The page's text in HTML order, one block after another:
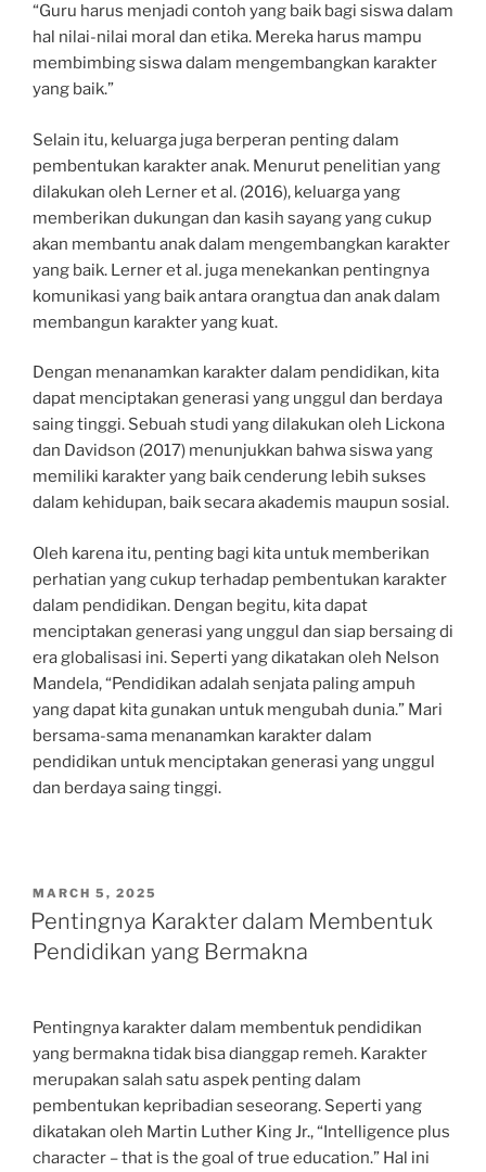
“Guru harus menjadi contoh yang baik bagi siswa dalam
hal nilai-nilai moral dan etika. Mereka harus mampu
membimbing siswa dalam mengembangkan karakter
yang baik.”
Selain itu, keluarga juga berperan penting dalam
pembentukan karakter anak. Menurut penelitian yang
dilakukan oleh Lerner et al. (2016), keluarga yang
memberikan dukungan dan kasih sayang yang cukup
akan membantu anak dalam mengembangkan karakter
yang baik. Lerner et al. juga menekankan pentingnya
komunikasi yang baik antara orangtua dan anak dalam
membangun karakter yang kuat.
Dengan menanamkan karakter dalam pendidikan, kita
dapat menciptakan generasi yang unggul dan berdaya
saing tinggi. Sebuah studi yang dilakukan oleh Lickona
dan Davidson (2017) menunjukkan bahwa siswa yang
memiliki karakter yang baik cenderung lebih sukses
dalam kehidupan, baik secara akademis maupun sosial.
Oleh karena itu, penting bagi kita untuk memberikan
perhatian yang cukup terhadap pembentukan karakter
dalam pendidikan. Dengan begitu, kita dapat
menciptakan generasi yang unggul dan siap bersaing di
era globalisasi ini. Seperti yang dikatakan oleh Nelson
Mandela, “Pendidikan adalah senjata paling ampuh
yang dapat kita gunakan untuk mengubah dunia.” Mari
bersama-sama menanamkan karakter dalam
pendidikan untuk menciptakan generasi yang unggul
dan berdaya saing tinggi.
POSTED
ON
MARCH 5, 2025
Pentingnya Karakter dalam Membentuk
Pendidikan yang Bermakna
Pentingnya karakter dalam membentuk pendidikan
yang bermakna tidak bisa dianggap remeh. Karakter
merupakan salah satu aspek penting dalam
pembentukan kepribadian seseorang. Seperti yang
dikatakan oleh Martin Luther King Jr., “Intelligence plus
character – that is the goal of true education.” Hal ini